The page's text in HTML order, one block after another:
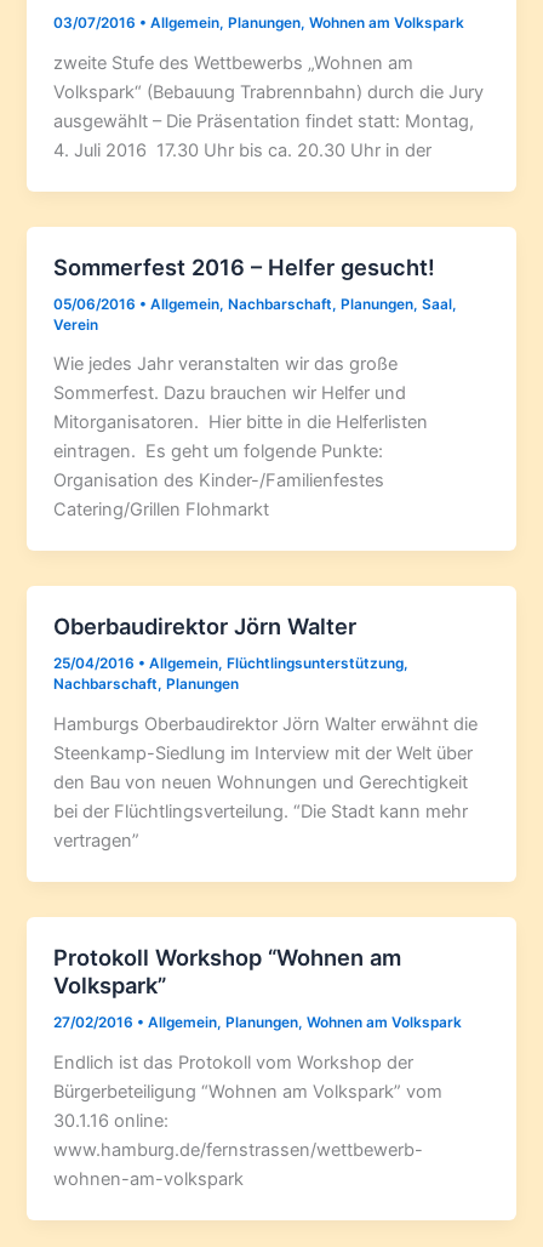
03/07/2016 •Allgemein,Planungen,Wohnen am Volkspark
zweite Stufe des Wettbewerbs „Wohnen am
Volkspark“ (Bebauung Trabrennbahn) durch die Jury
ausgewählt – Die Präsentation findet statt: Montag,
4. Juli 2016 17.30 Uhr bis ca. 20.30 Uhr in der
Sommerfest 2016 – Helfer gesucht!
05/06/2016 •Allgemein,Nachbarschaft,Planungen,Saal,
Verein
Wie jedes Jahr veranstalten wir das große
Sommerfest. Dazu brauchen wir Helfer und
Mitorganisatoren. Hier bitte in die Helferlisten
eintragen. Es geht um folgende Punkte:
Organisation des Kinder-/Familienfestes
Catering/Grillen Flohmarkt
Oberbaudirektor Jörn Walter
25/04/2016 •Allgemein, Flüchtlingsunterstützung,
Nachbarschaft, Planungen
Hamburgs Oberbaudirektor Jörn Walter erwähnt die
Steenkamp-Siedlung im Interview mit der Welt über
den Bau von neuen Wohnungen und Gerechtigkeit
bei der Flüchtlingsverteilung. “Die Stadt kann mehr
vertragen”
Protokoll Workshop “Wohnen am
Volkspark”
27/02/2016 •Allgemein, Planungen,Wohnen am Volkspark
Endlich ist das Protokoll vom Workshop der
Bürgerbeteiligung “Wohnen am Volkspark” vom
30.1.16 online:
www.hamburg.de/fernstrassen/wettbewerb-
wohnen-am-volkspark